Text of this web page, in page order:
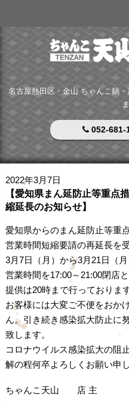
名古屋熱田区・金山 ちゃんこ鍋
052-681-
2022年3月7日
【愛知県まん延防止等重点
縮延長のお知らせ】
愛知県からのまん延防止等重
営業時間短縮要請の再延長を
3月7日（月）から3月21日（
営業時間を17:00～21:00閉店
提供は20時まで行っておりま
お客様には大変ご不便をおか
ん。引き続き感染拡大防止に
致します。
コロナウイルス感染拡大の阻
解の程何卒よろしくお願い申
ちゃんこ天山 店 主